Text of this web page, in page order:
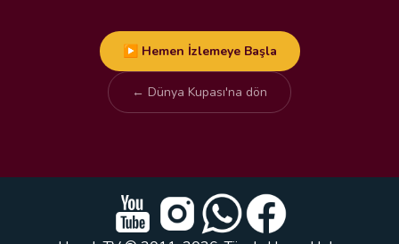
▶ Hemen İzlemeye Başla
← Dünya Kupası'na dön